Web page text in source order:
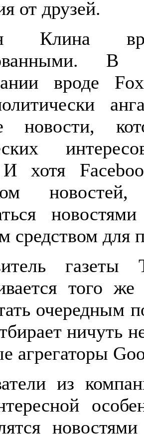
от друзей.
Клина
вроде
новости,
хотя
новостей,
средством для
того
очередным
ничуть
агрегаторы
из